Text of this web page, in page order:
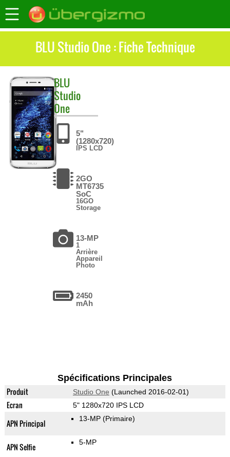
BLU Studio One : Fiche Technique
BLU
Studio
One
5"
(1280x720)
IPS LCD
2GO
MT6735
SoC
16GO
Storage
13-MP
1
Arrière
Appareil
Photo
2450
mAh
Spécifications Principales
Produit Studio One (Launched 2016-02-01)
Ecran 5" 1280x720 IPS LCD
APN Principal 13-MP (Primaire)
APN Selfie 5-MP